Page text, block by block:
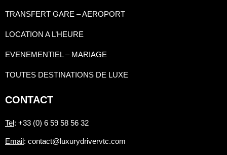
TRANSFERT GARE – AEROPORT
LOCATION A L’HEURE
EVENEMENTIEL – MARIAGE
TOUTES DESTINATIONS DE LUXE
CONTACT
Tel : +33 (0) 6 59 58 56 32
Email : contact@luxurydrivervtc.com